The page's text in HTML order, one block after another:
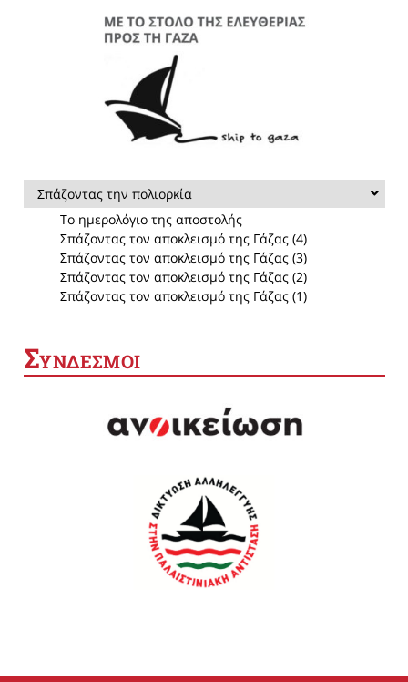
Σπάζοντας την πολιορκία
Το ημερολόγιο της αποστολής
Σπάζοντας τον αποκλεισμό της Γάζας (4)
Σπάζοντας τον αποκλεισμό της Γάζας (3)
Σπάζοντας τον αποκλεισμό της Γάζας (2)
Σπάζοντας τον αποκλεισμό της Γάζας (1)
ΣΥΝΔΕΣΜΟΙ